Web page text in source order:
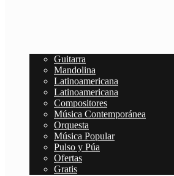
Guitarra
Mandolina
Latinoamericana
Latinoamericana
Compositores
Música Contemporánea
Orquesta
Música Popular
Pulso y Púa
Ofertas
Gratis